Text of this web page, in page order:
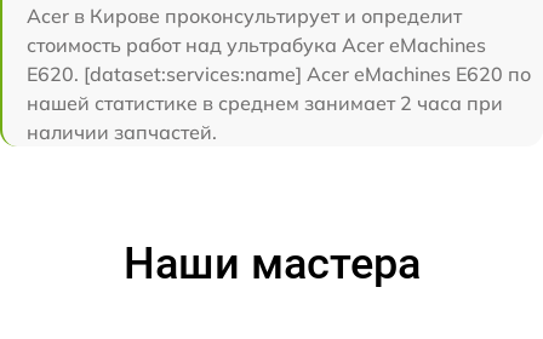
Acer в Кирове проконсультирует и определит
стоимость работ над ультрабука Acer eMachines
E620. [dataset:services:name] Acer eMachines E620 по
нашей статистике в среднем занимает 2 часа при
наличии запчастей.
Наши мастера